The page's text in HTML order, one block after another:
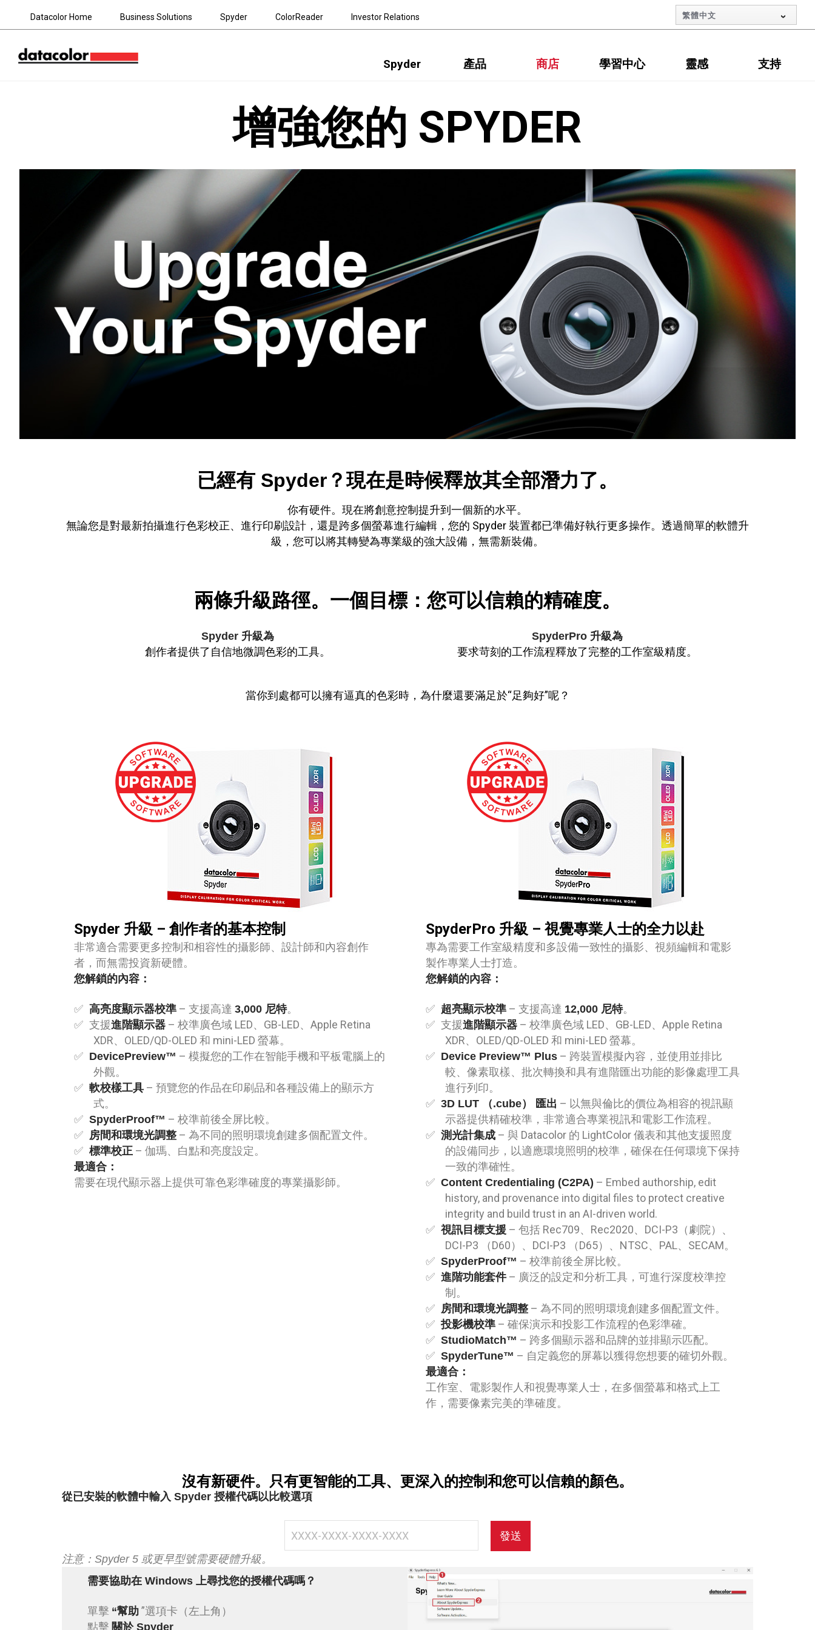
Datacolor Home Business Solutions Spyder ColorReader Investor Relations 繁體中文
Spyder 產品 商店 學習中心 靈感 支持
增強您的 SPYDER
已經有 Spyder？現在是時候釋放其全部潛力了。
你有硬件。現在將創意控制提升到一個新的水平。
無論您是對最新拍攝進行色彩校正、進行印刷設計，還是跨多個螢幕進行編輯，您的 Spyder 裝置都已準備好執行更多操作。透過簡單的軟體升
級，您可以將其轉變為專業級的強大設備，無需新裝備。
兩條升級路徑。一個目標：您可以信賴的精確度。
Spyder 升級為
創作者提供了自信地微調色彩的工具。
SpyderPro 升級為
要求苛刻的工作流程釋放了完整的工作室級精度。
當你到處都可以擁有逼真的色彩時，為什麼還要滿足於“足夠好”呢？
Spyder 升級 – 創作者的基本控制
非常適合需要更多控制和相容性的攝影師、設計師和內容創作
者，而無需投資新硬體。
您解鎖的內容：
高亮度顯示器校準 – 支援高達 3,000 尼特。
支援進階顯示器 – 校準廣色域 LED、GB-LED、Apple Retina
XDR、OLED/QD-OLED 和 mini-LED 螢幕。
DevicePreview™ – 模擬您的工作在智能手機和平板電腦上的
外觀。
軟校樣工具 – 預覽您的作品在印刷品和各種設備上的顯示方
式。
SpyderProof™ – 校準前後全屏比較。
房間和環境光調整 – 為不同的照明環境創建多個配置文件。
標準校正 – 伽瑪、白點和亮度設定。
最適合：
需要在現代顯示器上提供可靠色彩準確度的專業攝影師。
SpyderPro 升級 – 視覺專業人士的全力以赴
專為需要工作室級精度和多設備一致性的攝影、視頻編輯和電影
製作專業人士打造。
您解鎖的內容：
超亮顯示校準 – 支援高達 12,000 尼特。
支援進階顯示器 – 校準廣色域 LED、GB-LED、Apple Retina
XDR、OLED/QD-OLED 和 mini-LED 螢幕。
Device Preview™ Plus – 跨裝置模擬內容，並使用並排比
較、像素取樣、批次轉換和具有進階匯出功能的影像處理工具
進行列印。
3D LUT （.cube） 匯出 – 以無與倫比的價位為相容的視訊顯
示器提供精確校準，非常適合專業視訊和電影工作流程。
測光計集成 – 與 Datacolor 的 LightColor 儀表和其他支援照度
的設備同步，以適應環境照明的校準，確保在任何環境下保持
一致的準確性。
Content Credentialing (C2PA) – Embed authorship, edit
history, and provenance into digital files to protect creative
integrity and build trust in an AI-driven world.
視訊目標支援 – 包括 Rec709、Rec2020、DCI-P3（劇院）、
DCI-P3 （D60）、DCI-P3 （D65）、NTSC、PAL、SECAM。
SpyderProof™ – 校準前後全屏比較。
進階功能套件– 廣泛的設定和分析工具，可進行深度校準控
制。
房間和環境光調整 – 為不同的照明環境創建多個配置文件。
投影機校準 – 確保演示和投影工作流程的色彩準確。
StudioMatch™ – 跨多個顯示器和品牌的並排顯示匹配。
SpyderTune™ – 自定義您的屏幕以獲得您想要的確切外觀。
最適合：
工作室、電影製作人和視覺專業人士，在多個螢幕和格式上工
作，需要像素完美的準確度。
沒有新硬件。只有更智能的工具、更深入的控制和您可以信賴的顏色。
從已安裝的軟體中輸入 Spyder 授權代碼以比較選項
注意：Spyder 5 或更早型號需要硬體升級。
需要協助在 Windows 上尋找您的授權代碼嗎？
單擊 “幫助 ”選項卡（左上角）
點擊 關於 Spyder